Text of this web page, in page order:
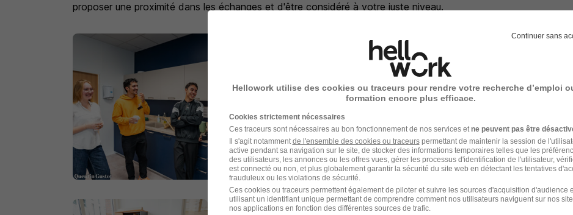
proposer une proximité dans les échanges et d'être considéré à votre juste niveau.
Continuer sans
Hellowork utilise des cookies ou traceurs pour rendre votre recherche d’emploi
formation encore plus efficace.
Cookies strictement nécessaires
Ces traceurs sont nécessaires au bon fonctionnement de nos services et ne peuvent pas être
Il s'agit notamment de l'ensemble des cookies ou traceurspermettant de maintenir la session de
active pendant sa navigation sur le site, de stocker des informations temporaires telles que les
des utilisateurs, les annonces ou les offres vues, gérer les processus d'identification de l'utilisateur,
est connecté ou non, et plus globalement garantir la sécurité du site web en détectant les tentatives
frauduleux ou les violations de sécurité.
Ces cookies ou traceurs permettent également de piloter et suivre les sources d'acquisition d'audience
utilisant un identifiant unique permettant de comprendre comment nos utilisateurs naviguent sur nos
nos applications en fonction des différentes sources de trafic.